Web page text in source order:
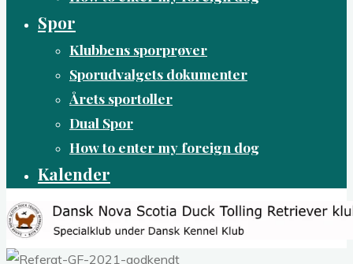
Spor
Klubbens sporprøver
Sporudvalgets dokumenter
Årets sportoller
Dual Spor
How to enter my foreign dog
Kalender